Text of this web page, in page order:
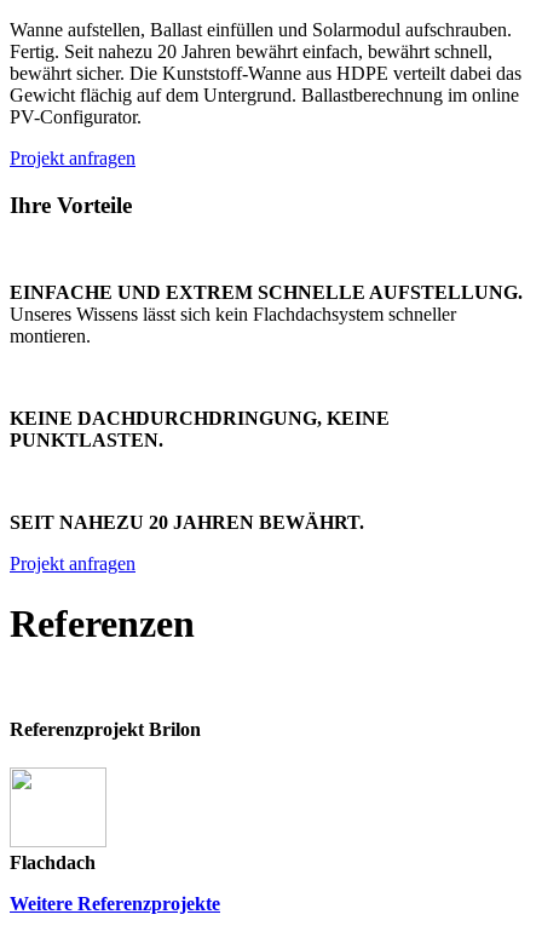
Wanne aufstellen, Ballast einfüllen und Solarmodul aufschrauben.
Fertig. Seit nahezu 20 Jahren bewährt einfach, bewährt schnell,
bewährt sicher. Die Kunststoff-Wanne aus HDPE verteilt dabei das
Gewicht flächig auf dem Untergrund. Ballastberechnung im online
PV-Configurator.
Projekt anfragen
Ihre Vorteile
EINFACHE UND EXTREM SCHNELLE AUFSTELLUNG.
Unseres Wissens lässt sich kein Flachdachsystem schneller
montieren.
KEINE DACHDURCHDRINGUNG, KEINE
PUNKTLASTEN.
SEIT NAHEZU 20 JAHREN BEWÄHRT.
Projekt anfragen
Referenzen
Referenzprojekt Brilon
Flachdach
Weitere Referenzprojekte